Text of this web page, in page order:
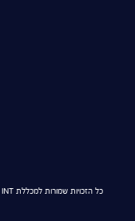
כל הזכויות שמורות למכללת INT